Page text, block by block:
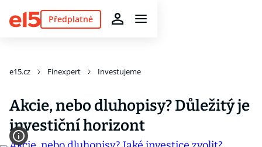
Předplatné
e15.cz Finexpert Investujeme
Akcie, nebo dluhopisy? Důležitý je
investiční horizont